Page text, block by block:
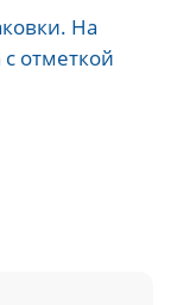
На
с отметкой